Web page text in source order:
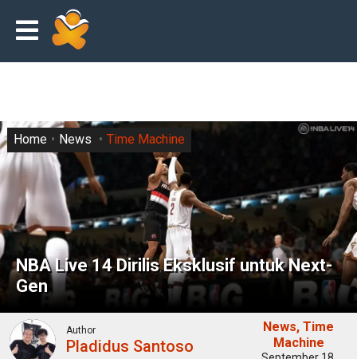
NBA Live 14 Dirilis Eksklusif untuk Next-
Gen
Home News Time Machine
Author
Pladidus Santoso
News Time
Machine